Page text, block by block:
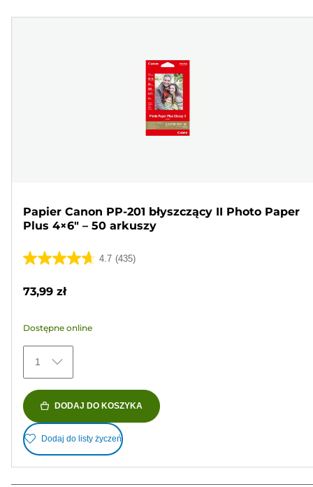
Papier Canon PP-201 błyszczący II Photo Paper
Plus 4×6" – 50 arkuszy
4.7 (435)
4.7
5
435
Recenzji
73,99 zł
Dostępne online
1
DODAJ DO KOSZYKA
Dodaj do listy życzeń